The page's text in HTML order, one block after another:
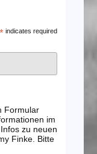
* indicates required
Formular
im
zu neuen
Finke. Bitte